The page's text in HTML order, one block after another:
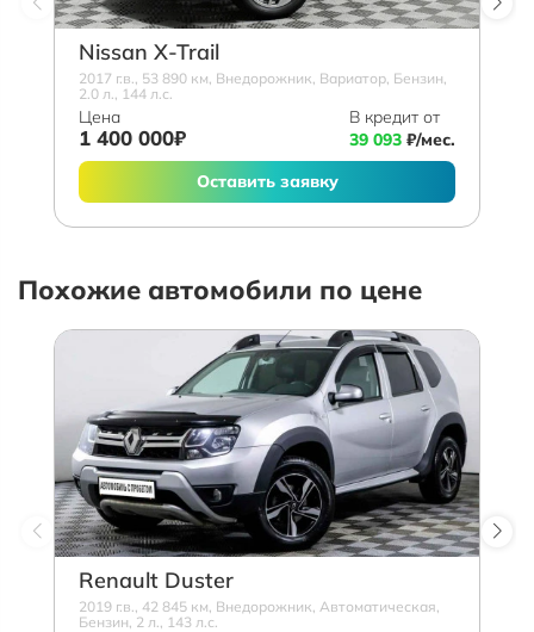
Nissan X-Trail
2017 г.в., 53 890 км, Внедорожник, Вариатор, Бензин,
2.0 л., 144 л.с.
Цена
1 400 000₽
В кредит от
39 093 ₽/мес.
Оставить заявку
Похожие автомобили по цене
Renault Duster
2019 г.в., 42 845 км, Внедорожник, Автоматическая,
Бензин, 2 л., 143 л.с.